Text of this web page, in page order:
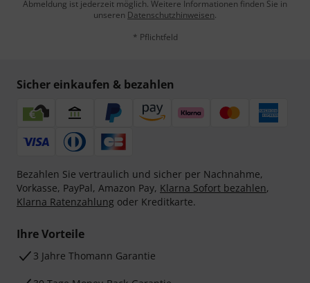
Abmeldung ist jederzeit möglich. Weitere Informationen finden Sie in
unseren Datenschutzhinweisen.
* Pflichtfeld
Sicher einkaufen & bezahlen
Bezahlen Sie vertraulich und sicher per Nachnahme,
Vorkasse, PayPal, Amazon Pay, Klarna Sofort bezahlen,
Klarna Ratenzahlung oder Kreditkarte.
Ihre Vorteile
3 Jahre Thomann Garantie